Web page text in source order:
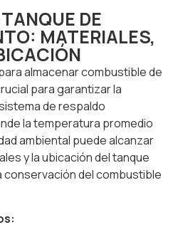
DE
MATERIALES,
almacenar combustible de
para garantizar la
de respaldo
la temperatura promedio
ambiental puede alcanzar
y la ubicación del tanque
del combustible